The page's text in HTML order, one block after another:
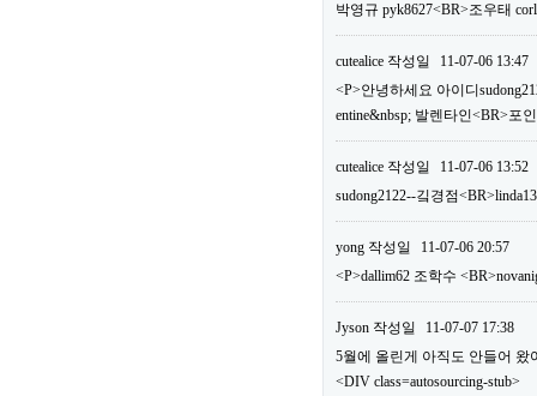
박영규 pyk8627<BR>조우태
cutealice 작성일
11-07-06 13:47
<P>안녕하세요 아이디
entine&nbsp; 발렌타인<BR>포
cutealice 작성일
11-07-06 13:52
sudong2122--깈경점
yong 작성일
11-07-06 20:57
<P>dallim62 조학수
Jyson 작성일
11-07-07 17:38
5월에 올린게 아직도 안들어 왔
<DIV class=autosourcing-stub>